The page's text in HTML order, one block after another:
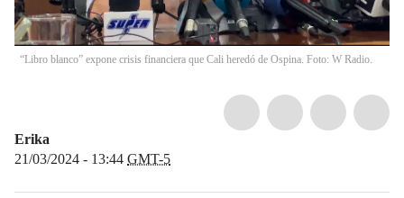
“Libro blanco” expone crisis financiera que Cali heredó de Ospina. Foto: W Radio.
Erika
21/03/2024 - 13:44 GMT-5